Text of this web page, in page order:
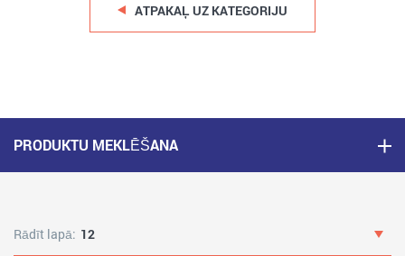
ATPAKAĻ UZ KATEGORIJU
PRODUKTU MEKLĒŠANA
Rādīt lapā: 12